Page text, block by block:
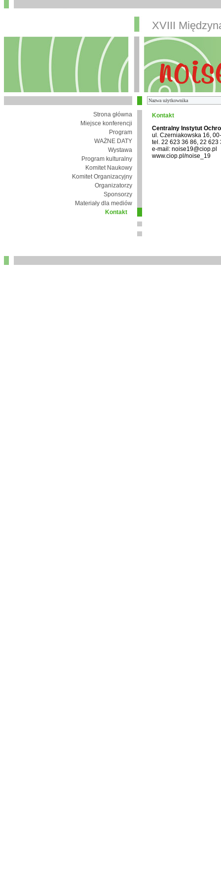
XVIII
Strona główna
Miejsce konferencji
Program
WAŻNE DATY
Wystawa
Program kulturalny
Komitet Naukowy
Komitet Organizacyjny
Organizatorzy
Sponsorzy
Materiały dla mediów
Kontakt
Kontakt
Centralny Instytut
ul. Czerniakowska 16,
tel. 22 623 36 86, 22 623
e-mail: noise19@ciop.pl
www.ciop.pl/noise_19